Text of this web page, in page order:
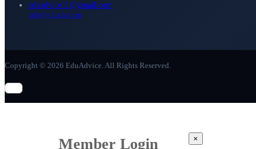
eduadvice11@gmail.com
info@eduadvice.in
Copyright © 2026 EduAdvice. All Rights Reserved.
Member Login ×